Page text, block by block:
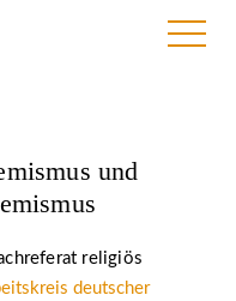
und
religiös
deutscher